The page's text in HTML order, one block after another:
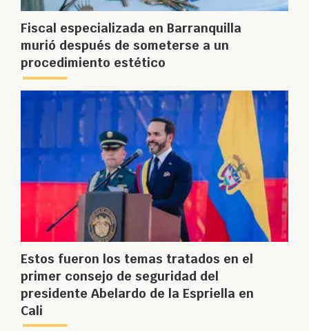
Fiscal especializada en Barranquilla
murió después de someterse a un
procedimiento estético
Estos fueron los temas tratados en el
primer consejo de seguridad del
presidente Abelardo de la Espriella en
Cali